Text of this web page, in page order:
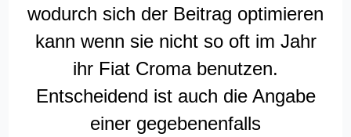
wodurch sich der Beitrag optimieren
kann wenn sie nicht so oft im Jahr
ihr Fiat Croma benutzen.
Entscheidend ist auch die Angabe
einer gegebenenfalls